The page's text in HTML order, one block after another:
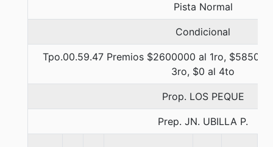
Pista Normal
Condicional
Tpo.00.59.47 Premios $2600000 al 1ro,
3ro, $0 al 4to
Prop. LOS PEQUE
Prep. JN. UBILLA P.